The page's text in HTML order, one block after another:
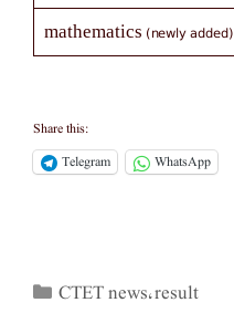
mathematics (newly added)
Share this:
Telegram
WhatsApp
Categories
CTET news,result